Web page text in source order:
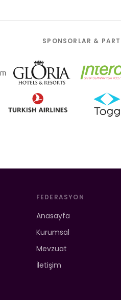
SPONSORLAR &
FEDERASYON
Anasayfa
Kurumsal
Mevzuat
İletişim